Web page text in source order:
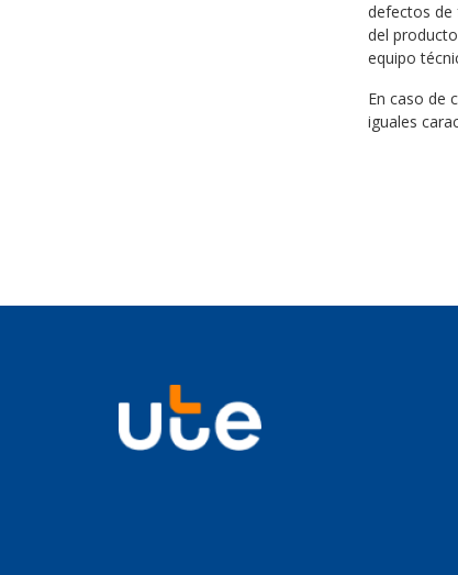
defectos de
del
equipo
En caso de
iguales